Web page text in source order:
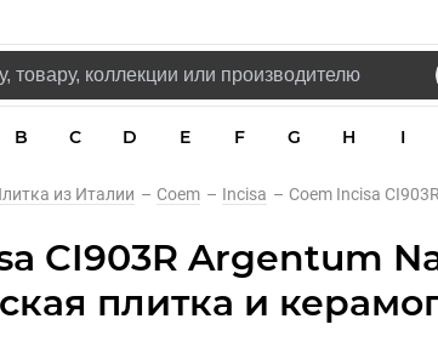
B C D E F G H I
из Италии – Coem – Incisa – Coem Incisa
CI903R Argentum
плитка и